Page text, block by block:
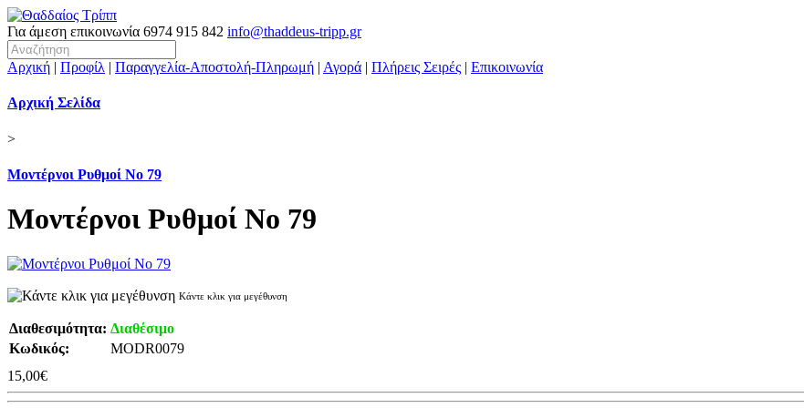
Για άμεση επικοινωνία 6974 915 842 info@thaddeus-tripp.gr
Αρχική | Προφίλ | Παραγγελία-Αποστολή-Πληρωμή | Αγορά | Πλήρεις Σειρές | Επικοινωνία
Αρχική Σελίδα
>
Μοντέρνοι Ρυθμοί Νο 79
Μοντέρνοι Ρυθμοί Νο 79
Κάντε κλικ για μεγέθυνση
Διαθεσιμότητα: Διαθέσιμο
Κωδικός:
MODR0079
15,00€